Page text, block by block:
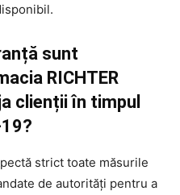
sunt
RICHTER
clienții în timpul
strict toate măsurile
de autorități pentru a